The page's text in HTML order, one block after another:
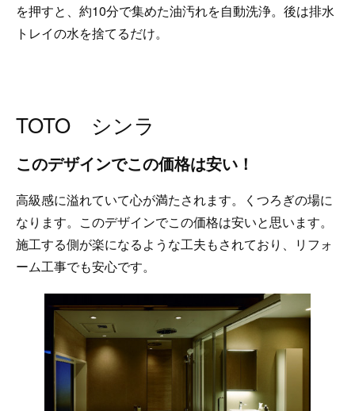
を押すと、約10分で集めた油汚れを自動洗浄。後は排水
トレイの水を捨てるだけ。
TOTO シンラ
このデザインでこの価格は安い！
高級感に溢れていて心が満たされます。くつろぎの場に
なります。このデザインでこの価格は安いと思います。
施工する側が楽になるような工夫もされており、リフォ
ーム工事でも安心です。